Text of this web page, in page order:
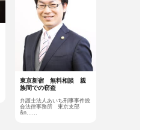
東京新宿 無料相談 親
族間での窃盗
弁護士法人あいち刑事事件総
合法律事務所 東京支部
&n……